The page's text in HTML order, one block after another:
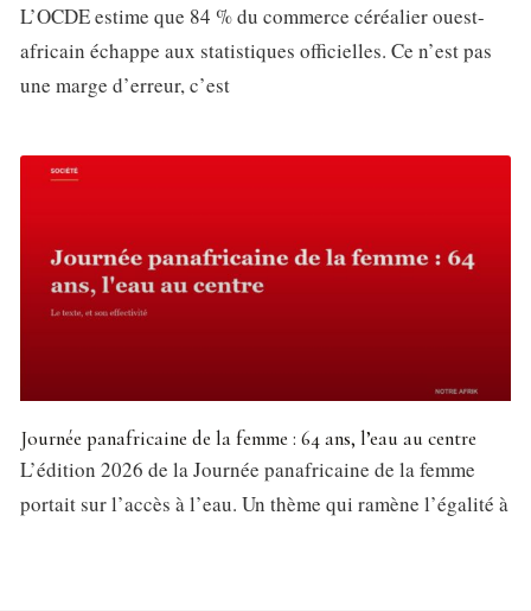
L’OCDE estime que 84 % du commerce céréalier ouest-
africain échappe aux statistiques officielles. Ce n’est pas
une marge d’erreur, c’est
Journée panafricaine de la femme : 64 ans, l’eau au centre
L’édition 2026 de la Journée panafricaine de la femme
portait sur l’accès à l’eau. Un thème qui ramène l’égalité à